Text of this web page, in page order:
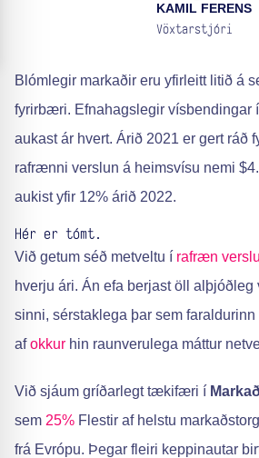
KAMIL FERENS
Vöxtarstjóri
Blómlegir markaðir eru yfirleitt litið á
fyrirbæri. Efnahagslegir vísbendingar
aukast ár hvert. Árið 2021 er gert ráð
rafrænni verslun á heimsvísu nemi
aukist yfir 12% árið 2022.
Hér er tómt.
Við getum séð metveltu í rafræn
hverju ári. Án efa berjast öll alþjóðleg
sinni, sérstaklega þar sem
afokkur hin raunverulega máttur
Við sjáum gríðarlegt tækifæri í
sem 25% Flestir af helstu
frá Evrópu. Þegar fleiri keppinautar